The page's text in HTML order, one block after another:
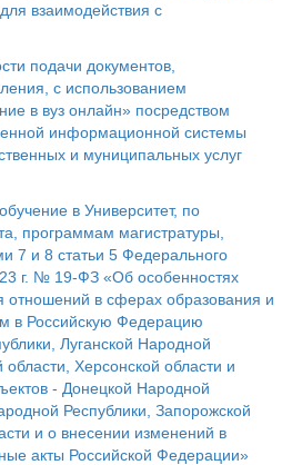
взаимодействия с
подачи документов,
с использованием
в вуз онлайн» посредством
информационной системы
и муниципальных услуг
в Университет, по
программам магистратуры,
7 и 8 статьи 5 Федерального
г. № 19-ФЗ «Об особенностях
отношений в сферах образования и
в Российскую Федерацию
Луганской Народной
Херсонской области и
- Донецкой Народной
Республики, Запорожской
и о внесении изменений в
акты Российской Федерации»